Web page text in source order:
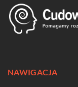
NAWIGACJA